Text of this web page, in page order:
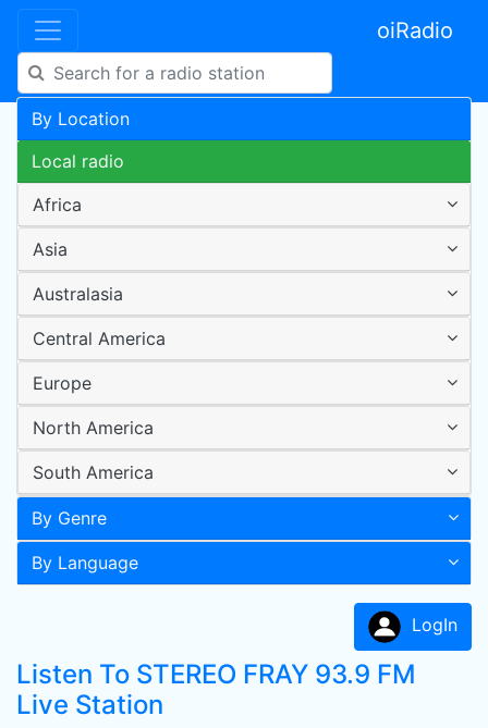
oiRadio
By Location
Local radio
Africa
Asia
Australasia
Central America
Europe
North America
South America
By Genre
By Language
LogIn
Listen To STEREO FRAY 93.9 FM
Live Station